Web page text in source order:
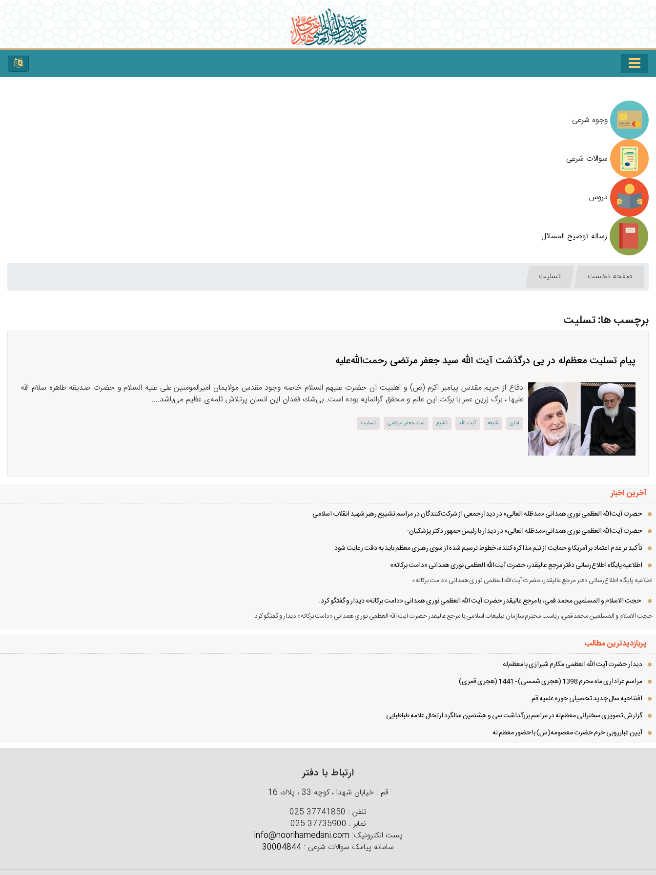
وجوه شرعی
سوالات شرعی
دروس
رساله توضیح المسائل
صفحه نخست تسلیت
برچسب ها: تسلیت
پیام تسلیت معظم‌له در پی درگذشت آیت الله سید جعفر مرتضی رحمت‌الله‌علیه
دفاع از حریم مقدس پیامبر اكرم (ص) و اهلبیت آن حضرت علیهم السلام خاصه وجود مقدس مولایمان امیرالمومنین علی علیه السلام و حضرت صدیقه طاهره سلام الله
علیها ، برگ زرین عمر با بركت این عالم و محقق گرانمایه بوده است. بی‌شك فقدان این انسان پرتلاش ثلمه‌ی عظیم می‌باشد....
لبنان شیعه آیت الله تشیع سید جعفر مرتضی تسلیت
آخرین اخبار
حضرت آیت‌الله العظمی نوری همدانی «مدظله العالی» در دیدار جمعی از شرکت‌کنندگان در مراسم تشییع رهبر شهید انقلاب اسلامی
حضرت آیت‌الله العظمی نوری همدانی«مدظله العالی» در دیدار با رئیس جمهور دکتر پزشکیان:
تأکید بر عدم اعتماد بر آمریکا و حمایت از تیم مذاکره کننده، خطوط ترسیم شده از سوی رهبری معظم باید به دقت رعایت شود
اطلاعیه پایگاه اطلاع‌رسانی دفتر مرجع عالیقدر، حضرت آیت‌الله العظمی نوری همدانی «دامت برکاته»
اطلاعیه پایگاه اطلاع‌رسانی دفتر مرجع عالیقدر، حضرت آیت‌الله العظمی نوری همدانی «دامت برکاته»
حجت الاسلام و المسلمین محمد قمی، با مرجع عالیقدر حضرت آیت الله العظمی نوری همدانی «دامت برکاته» دیدار و گفتگو کرد.
حجت الاسلام و المسلمین محمد قمی، ریاست محترم سازمان تبلیغات اسلامی با مرجع عالیقدر حضرت آیت الله العظمی نوری همدانی «دامت برکاته» دیدار و گفتگو کرد.
پربازدیدترین مطالب
دیدار حضرت آیت الله العظمی مكارم شیرازی با معظم‌له
مراسم عزاداری ماه محرم 1398 (هجری شمسی) - 1441 (هجری قمری)
افتتاحیه سال جدید تحصیلی حوزه علمیه قم
گزارش تصویری سخنرانی معظم‌له در مراسم بزرگداشت سی و هشتمین سالگرد ارتحال علامه طباطبایی
آیین غبارروبی حرم حضرت معصومه(س) با حضور معظم له
ارتباط با دفتر
قم : خیابان شهدا ، كوچه 33 ، پلاك 16
تلفن : 025 37741850
نمابر : 025 37735900
پست الکترونیک: info@noorihamedani.com
سامانه پیامک سوالات شرعی : 30004844